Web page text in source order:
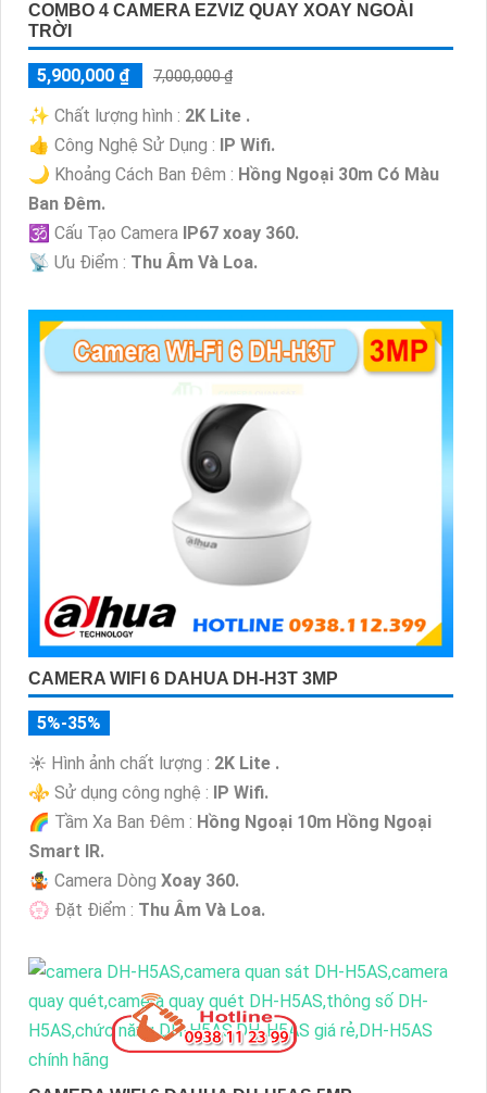
COMBO 4 CAMERA EZVIZ QUAY XOAY NGOÀI
TRỜI
5,900,000 ₫ 7,000,000 ₫
✨ Chất lượng hình : 2K Lite .
👍 Công Nghệ Sử Dụng :
IP Wifi.
🌙 Khoảng Cách Ban Đêm : Hồng Ngoại 30m Có Màu
Ban Ðêm.
🕉️ Cấu Tạo Camera IP67 xoay 360.
️📡 Ưu Điểm : Thu Âm Và Loa.
CAMERA WIFI 6 DAHUA DH-H3T 3MP
5%-35%
☀️ Hình ảnh chất lượng : 2K Lite .
⚜️ Sử dụng công nghệ :
IP Wifi.
🌈 Tầm Xa Ban Đêm : Hồng Ngoại 10m Hồng Ngoại
Smart IR.
🤹 Camera Dòng Xoay 360.
️💮 Đặt Điểm : Thu Âm Và Loa.